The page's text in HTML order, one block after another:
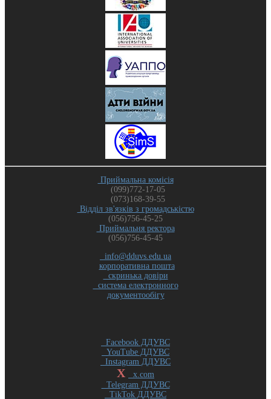
Приймальна комісія
(099)772-17-05
(073)168-39-55
Відділ зв'язків з громадськістю
(056)756-45-25
Приймальня ректора
(056)756-45-45
info@dduvs.edu.ua
корпоративна пошта
скринька довіри
система електронного
документообігу
Facebook ДДУВС
YouTube ДДУВС
Instagram ДДУВС
X
x.com
Telegram ДДУВС
TikTok ДДУВС